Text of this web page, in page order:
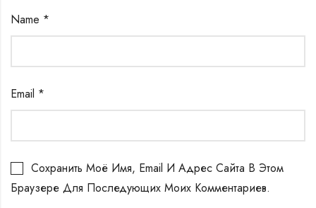
Name *
Email *
Сохранить Моё Имя, Email И Адрес Сайта В Этом
Браузере Для Последующих Моих Комментариев.